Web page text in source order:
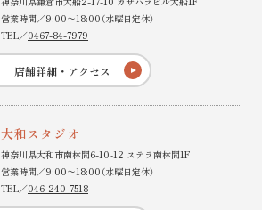
営業時間／9:00〜18:00（水曜日定休）
TEL／0467-84-7979
店舗詳細・アクセス
大和スタジオ
神奈川県大和市南林間6-10-12 ステラ南林間1F
営業時間／9:00〜18:00（水曜日定休）
TEL／046-240-7518